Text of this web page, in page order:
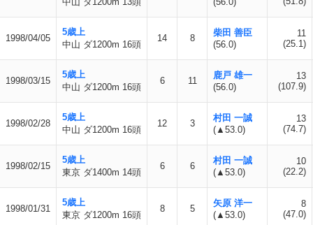
1998/04/05
5歳上
中山 ダ1200m 16頭
14 8
柴田 善臣
(56.0)
11
(25.1)
1998/03/15
5歳上
中山 ダ1200m 16頭
6 11
鹿戸 雄一
(56.0)
13
(107.9)
1998/02/28
5歳上
中山 ダ1200m 16頭
12 3
村田 一誠
(▲53.0)
13
(74.7)
1998/02/15
5歳上
東京 ダ1400m 14頭
6 6
村田 一誠
(▲53.0)
10
(22.2)
1998/01/31
5歳上
東京 ダ1200m 16頭
8 5
矢原 洋一
(▲53.0)
8
(47.0)